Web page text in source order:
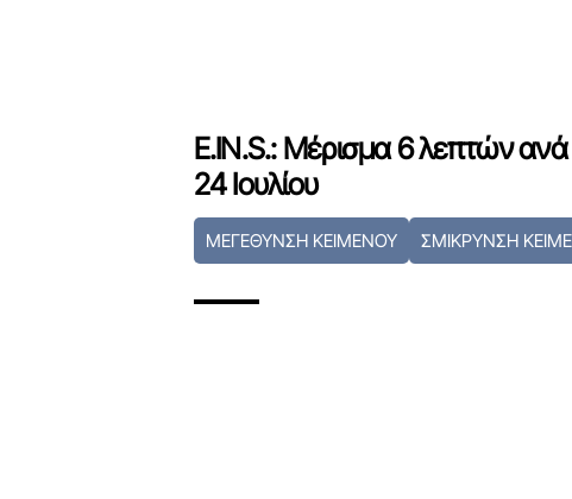
E.IN.S.: Μέρισμα 6 λεπτών
24 Ιουλίου
ΜΕΓΕΘΥΝΣΗ ΚΕΙΜΕΝΟΥ ΣΜΙΚΡΥΝΣΗ